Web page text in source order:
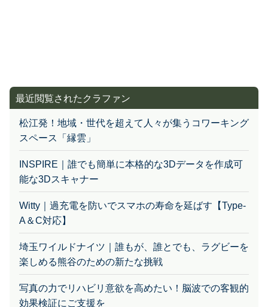
松江発！地域・世代を超えて人々が集うコワーキング
スペース「縁雲」
INSPIRE｜誰でも簡単に本格的な3Dデータを作成可
能な3Dスキャナー
Witty｜過充電を防いでスマホの寿命を延ばす【Type-
A＆C対応】
埼玉ワイルドナイツ｜誰もが、誰とでも、ラグビーを
楽しめる熊谷のための新たな挑戦
写真の力でリハビリ意欲を高めたい！脳波での客観的
効果検証にご支援を